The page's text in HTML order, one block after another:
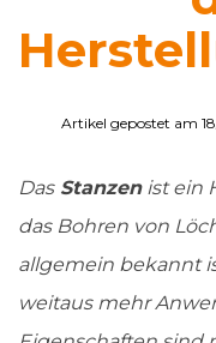
Artikel gepostet am
DasStanzenist ein
das Bohren von
allgemein bekannt
weitaus mehr